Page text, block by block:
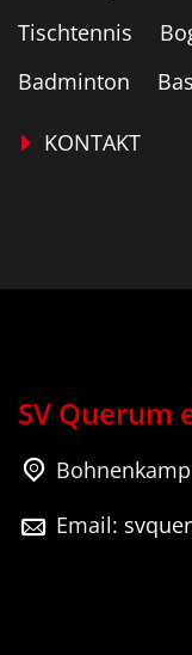
Tischtennis
Badminton
KONTAKT
SV Querum
Email: